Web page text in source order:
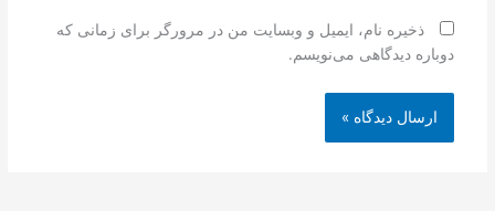
ذخیره نام، ایمیل و وبسایت من در مرورگر برای زمانی که
دوباره دیدگاهی می‌نویسم.